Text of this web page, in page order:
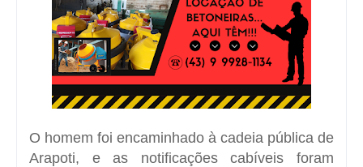
O homem foi encaminhado à cadeia pública de
Arapoti, e as notificações cabíveis foram